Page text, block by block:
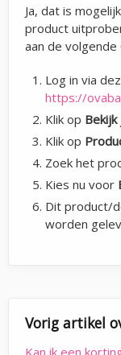
Ja, dat is
product
aan de
Log in via
https://
Klik op
Klik op
Zoek het
Kies nu voor
Dit product/
worden
Vorig artikel
Kan ik een